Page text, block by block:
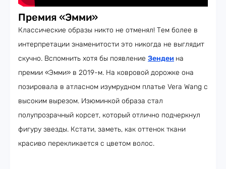
Премия «Эмми»
Классические образы никто не отменял! Тем более в
интерпретации знаменитости это никогда не выглядит
скучно. Вспомнить хотя бы появление Зендеи на
премии «Эмми» в 2019-м. На ковровой дорожке она
позировала в атласном изумрудном платье Vera Wang с
высоким вырезом. Изюминкой образа стал
полупрозрачный корсет, который отлично подчеркнул
фигуру звезды. Кстати, заметь, как оттенок ткани
красиво перекликается с цветом волос.